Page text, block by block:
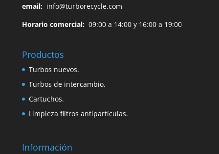
email: info@turborecycle.com
Horario comercial:09:00 a 14:00 y 16:00 a 19:00
Productos
Turbos nuevos.
Turbos de intercambio.
Cartuchos.
Limpieza filtros antipartículas.
Información